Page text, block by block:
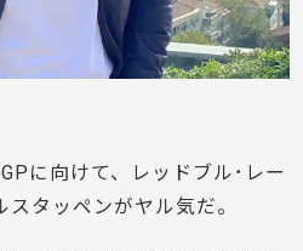
に向けて、レッドブル･レー
タッペンがヤル気だ。